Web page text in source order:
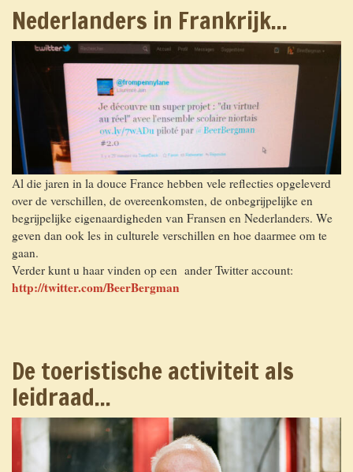
Nederlanders in Frankrijk...
Al die jaren in la douce France hebben vele reflecties opgeleverd
over de verschillen, de overeenkomsten, de onbegrijpelijke en
begrijpelijke eigenaardigheden van Fransen en Nederlanders. We
geven dan ook les in culturele verschillen en hoe daarmee om te
gaan.
Verder kunt u haar vinden op een ander Twitter account:
http://twitter.com/BeerBergman
De toeristische activiteit als
leidraad...